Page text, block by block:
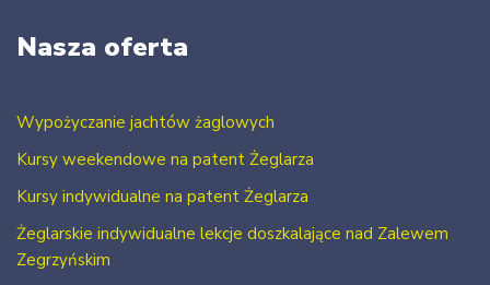
Nasza oferta
Wypożyczanie jachtów żaglowych
Kursy weekendowe na patent Żeglarza
Kursy indywidualne na patent Żeglarza
Żeglarskie indywidualne lekcje doszkalające nad Zalewem
Zegrzyńskim